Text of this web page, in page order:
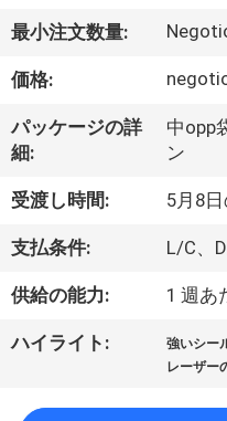
達
に
つ
い
て
工
最小注文数量:
価格:
パッケージの詳
細:
中opp
ン
受渡し時間: 5月8
支払条件: L/C、
供給の能力: 1 週あ
ハイライト: 強いシー
レーザー